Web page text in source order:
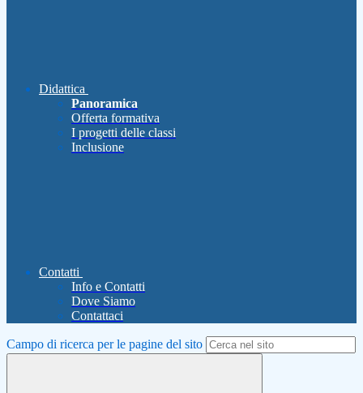
Didattica
Panoramica
Offerta formativa
I progetti delle classi
Inclusione
Contatti
Info e Contatti
Dove Siamo
Contattaci
Campo di ricerca per le pagine del sito